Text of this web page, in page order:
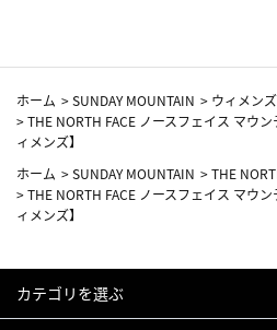
ホーム >SUNDAY MOUNTAIN > ウィメンズ
>THE NORTH FACE ノースフェイス マウ
ィメンズ】
ホーム >SUNDAY MOUNTAIN >THE
>THE NORTH FACE ノースフェイス マウ
ィメンズ】
カテゴリを選ぶ